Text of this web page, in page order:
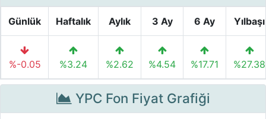
Günlük Haftalık Aylık 3 Ay 6 Ay Yılbaşı
%-0.05 %3.24 %2.62 %4.54 %17.71 %27.38
YPC Fon Fiyat Grafiği